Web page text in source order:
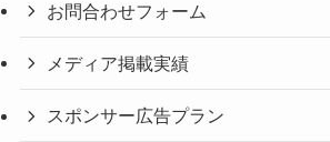
お問合わせフォーム
メディア掲載実績
スポンサー広告プラン